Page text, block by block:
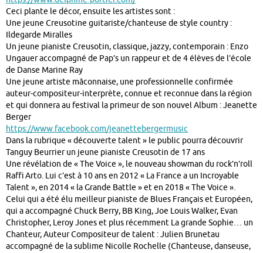
Ceci plante le décor, ensuite les artistes sont :
Une jeune Creusotine guitariste/chanteuse de style country :
Ildegarde Miralles
Un jeune pianiste Creusotin, classique, jazzy, contemporain : Enzo
Ungauer accompagné de Pap’s un rappeur et de 4 élèves de l’école
de Danse Marine Ray
Une jeune artiste mâconnaise, une professionnelle confirmée
auteur-compositeur-interprète, connue et reconnue dans la région
et qui donnera au festival la primeur de son nouvel Album : Jeanette
Berger
https://www.facebook.com/jeanettebergermusic
Dans la rubrique « découverte talent » le public pourra découvrir
Tanguy Beurrier un jeune pianiste Creusotin de 17 ans
Une révélation de « The Voice », le nouveau showman du rock’n’roll
Raffi Arto. Lui c’est à 10 ans en 2012 « La France a un Incroyable
Talent », en 2014 « la Grande Battle » et en 2018 « The Voice ».
Celui qui a été élu meilleur pianiste de Blues Français et Européen,
qui a accompagné Chuck Berry, BB King, Joe Louis Walker, Evan
Christopher, Leroy Jones et plus récemment La grande Sophie… un
Chanteur, Auteur Compositeur de talent : Julien Brunetau
accompagné de la sublime Nicolle Rochelle (Chanteuse, danseuse,